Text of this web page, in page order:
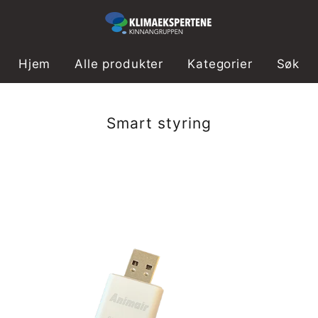
Hjem Alle produkter Kategorier Søk
Samling:
Smart styring